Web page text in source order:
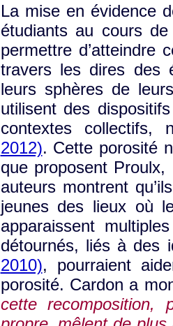
La mise en évidence
étudiants au cours
permettre d’atteindre
travers les dires des
leurs sphères de
utilisent des
contextes collectifs,
2012). Cette porosité
que proposent
auteurs montrent
jeunes des lieux où
apparaissent
détournés, liés à des
2010), pourraient
porosité. Cardon a
cette recomposition,